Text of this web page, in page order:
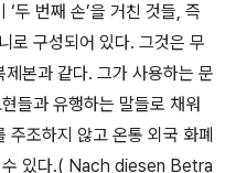
‘두 번째 손’을 거친 것들, 즉
로 구성되어 있다. 그것은 무
제본과 같다. 그가 사용하는 문
들과 유행하는 말들로 채워
주조하지 않고 온통 외국 화폐
있다.( Nach diesen Betra